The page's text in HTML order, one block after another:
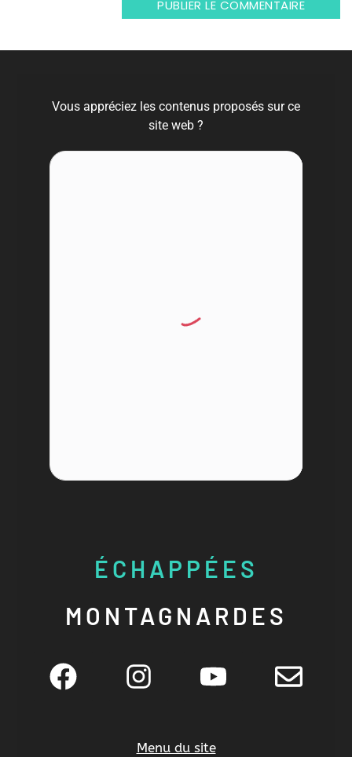
Vous appréciez les contenus proposés sur ce
site web ?
ÉCHAPPÉES
MONTAGNARDES
Menu du site